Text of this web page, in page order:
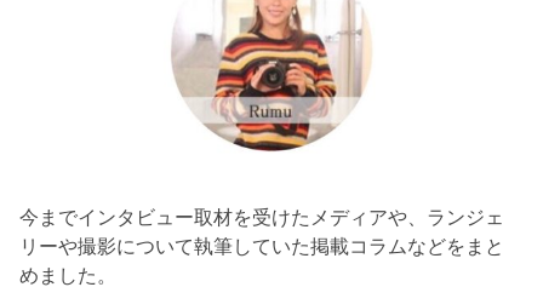
今までインタビュー取材を受けたメディアや、ランジェ
リーや撮影について執筆していた掲載コラムなどをまと
めました。